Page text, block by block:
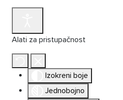
Alati za pristupačnost
Izokreni boje
Jednobojno